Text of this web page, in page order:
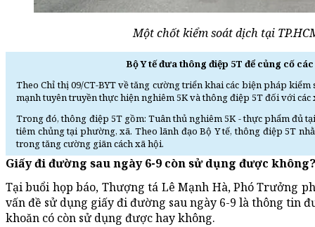
Một chốt kiểm soát dịch tại
Bộ Y tế đưa thông điệp 5T để củng cố
Theo Chỉ thị 09/CT-BYT về tăng cường triển khai các biện pháp kiểm
mạnh tuyên truyền thực hiện nghiêm 5K và thông điệp 5T đối với
Trong đó, thông điệp 5T gồm: Tuân thủ nghiêm 5K - thực phẩm đủ
tiêm chủng tại phường, xã. Theo lãnh đạo Bộ Y tế, thông điệp 5T
trong tăng cường giãn cách xã hội.
Giấy đi đường sau ngày 6-9 còn sử dụng được không?
Tại buổi họp báo, Thượng tá Lê Mạnh Hà, Phó Trưởng
vấn đề sử dụng giấy đi đường sau ngày 6-9 là thông tin
khoăn có còn sử dụng được hay không.